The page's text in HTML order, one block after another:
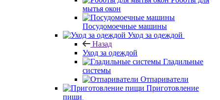
мытья окон
Посудомоечные машины
Уход за одеждой
Назад
Уход за одеждой
Гладильные
системы
Отпариватели
Приготовление
пищи